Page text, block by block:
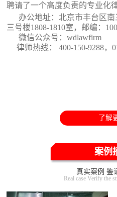
聘请了一个高度负责的专业化
办公地址：北京市丰台区南
三号楼1808-1810室 ，邮编：
微信公众号：wdlawfirm
律师热线： 400-150-9288，
了解
案例
真实案例 鉴
Real case Verify the